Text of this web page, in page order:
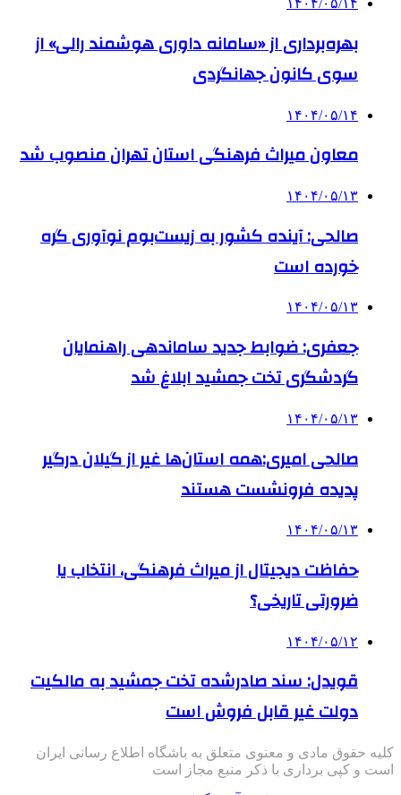
۱۴۰۴/۰۵/۱۴
بهره‌برداری از «سامانه داوری هوشمند رالی» از
سوی کانون جهانگردی
۱۴۰۴/۰۵/۱۴
معاون میراث فرهنگی استان تهران منصوب شد
۱۴۰۴/۰۵/۱۳
صالحی: آینده کشور به زیست‌بوم نوآوری گره
خورده است
۱۴۰۴/۰۵/۱۳
جعفری: ضوابط جدید ساماندهی راهنمایان
گردشگری تخت جمشید ابلاغ شد
۱۴۰۴/۰۵/۱۳
صالحی امیری:همه استان‌ها غیر از گیلان درگیر
پدیده فرونشست هستند
۱۴۰۴/۰۵/۱۳
حفاظت دیجیتال از میراث فرهنگی، انتخاب یا
ضرورتی تاریخی؟
۱۴۰۴/۰۵/۱۲
قویدل: سند صادرشده تخت جمشید به مالکیت
دولت غیر قابل فروش است
کلیه حقوق مادی و معنوی متعلق به باشگاه اطلاع رسانی ایران
است و کپی برداری با ذکر منبع مجاز است